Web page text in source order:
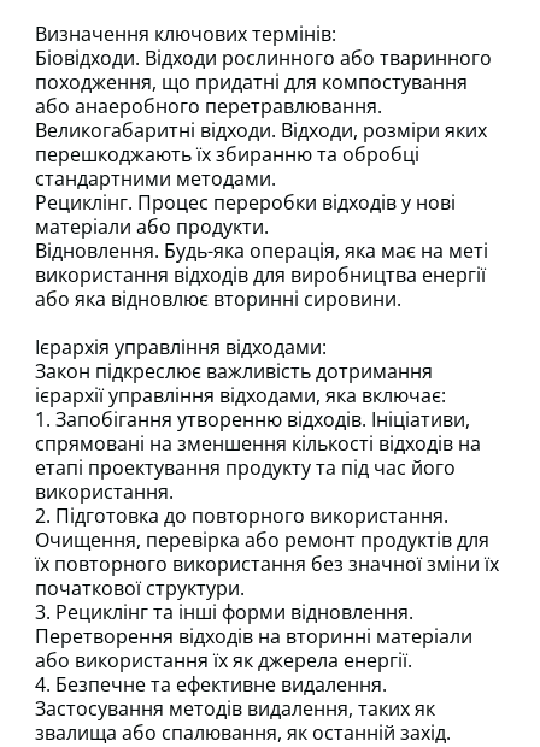
Визначення ключових термінів:
Біовідходи. Відходи рослинного або тваринного
походження, що придатні для компостування
або анаеробного перетравлювання.
Великогабаритні відходи. Відходи, розміри яких
перешкоджають їх збиранню та обробці
стандартними методами.
Рециклінг. Процес переробки відходів у нові
матеріали або продукти.
Відновлення. Будь-яка операція, яка має на меті
використання відходів для виробництва енергії
або яка відновлює вторинні сировини.
Ієрархія управління відходами:
Закон підкреслює важливість дотримання
ієрархії управління відходами, яка включає:
1. Запобігання утворенню відходів. Ініціативи,
спрямовані на зменшення кількості відходів на
етапі проектування продукту та під час його
використання.
2. Підготовка до повторного використання.
Очищення, перевірка або ремонт продуктів для
їх повторного використання без значної зміни їх
початкової структури.
3. Рециклінг та інші форми відновлення.
Перетворення відходів на вторинні матеріали
або використання їх як джерела енергії.
4. Безпечне та ефективне видалення.
Застосування методів видалення, таких як
звалища або спалювання, як останній захід.